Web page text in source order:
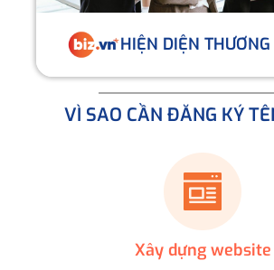
HIỆN DIỆN
VÌ SAO CẦN ĐĂNG KÝ
Xây dựng website